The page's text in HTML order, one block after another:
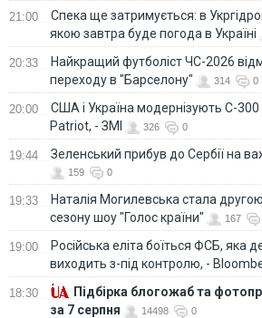
21:00
Спека ще затримується: в
якою завтра буде погода в Україні
20:33
Найкращий футболіст ЧС-2026
переходу в "Барселону"
314 0
20:00
США і Україна модернізують С-
Patriot, - ЗМІ
326 0
19:44 Зеленський прибув до Сербії на
159 0
19:33
Наталія Могилевська стала
сезону шоу "Голос країни"
167
19:00
Російська еліта боїться ФСБ, яка
виходить з-під контролю, -
18:30
Підбірка блогожаб та
за 7 серпня
14498 0